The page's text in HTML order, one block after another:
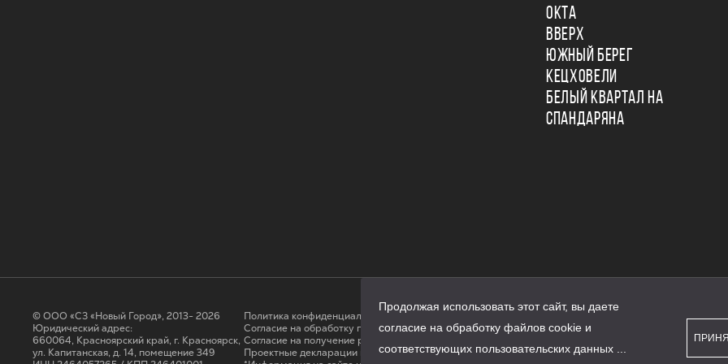
ОКТА
ВВЕРХ
ЮЖНЫЙ БЕРЕГ
КЕЦХОВЕЛИ
БЕЛЫЙ КВАРТАЛ НА
СПАНДАРЯНА
© ООО «СЗ «Новый Город», 2013- 2026
Юридический адрес:
660064, Красноярский край, г. Красноярск,
ул. Капитанская, д. 14, помещение 349
Политика конфиденциальности
Согласие на обработку персональных данных
Cогласие на получение рассылки
Проектные декларации на сайте наш.дом.рф
Продолжая использовать этот сайт, вы даете
согласие на обработку файлов cookie и
соответствующих пользовательских данных